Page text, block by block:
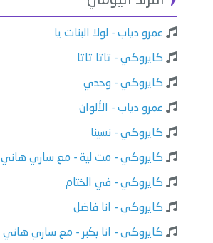
عمرو دياب - لولا البنات يا
كايروكي - تاتا تاتا
كايروكي - وحدي
عمرو دياب - الألوان
كايروكي - نسينا
كايروكي - مت لية - مع ساري هاني
كايروكي - في الختام
كايروكي - انا فاضل
كايروكي - انا بكبر - مع ساري هاني